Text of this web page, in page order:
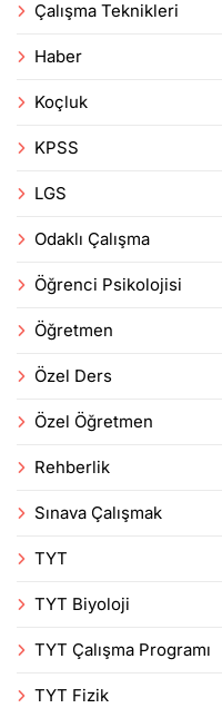
Çalışma Teknikleri
Haber
Koçluk
KPSS
LGS
Odaklı Çalışma
Öğrenci Psikolojisi
Öğretmen
Özel Ders
Özel Öğretmen
Rehberlik
Sınava Çalışmak
TYT
TYT Biyoloji
TYT Çalışma Programı
TYT Fizik